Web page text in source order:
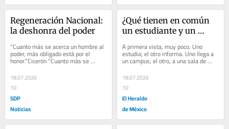
Regeneración Nacional:
la deshonra del poder
“Cuanto más se acerca un hombre al
poder, más obligado está por el
honor.”Cicerón “Cuanto más se
obligado...
18.07.2026
10
SDP
Noticias
¿Qué tienen en común
un estudiante y un
A primera vista, muy poco. Uno
estudia; el otro informa. Uno llega a
un campus; el otro, a una sala de
redacción. Uno aspira a un título; el
otro, a...
18.07.2026
10
El Heraldo
de México